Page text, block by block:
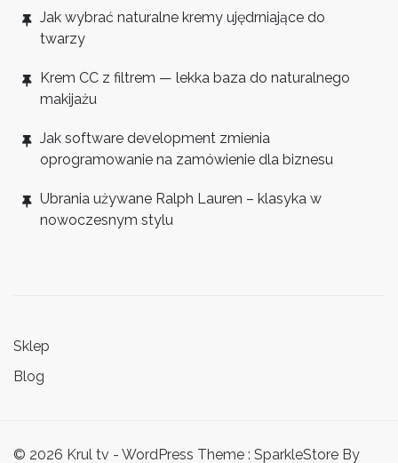
Jak wybrać naturalne kremy ujędrniające do
twarzy
Krem CC z filtrem — lekka baza do naturalnego
makijażu
Jak software development zmienia
oprogramowanie na zamówienie dla biznesu
Ubrania używane Ralph Lauren – klasyka w
nowoczesnym stylu
Sklep
Blog
© 2026 Krul tv - WordPress Theme : SparkleStore By